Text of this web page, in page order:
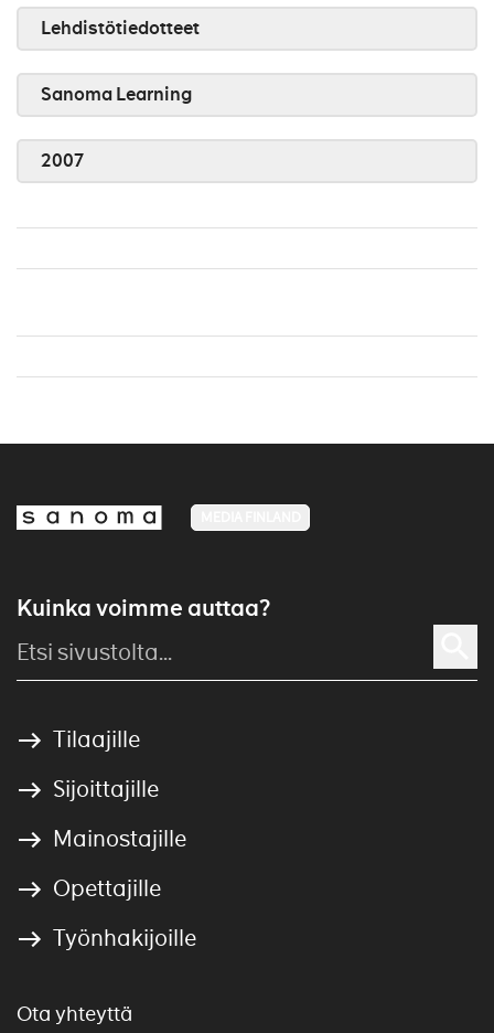
Lehdistötiedotteet
Sanoma Learning
2007
Kuinka voimme auttaa?
Tilaajille
Sijoittajille
Mainostajille
Opettajille
Työnhakijoille
Ota yhteyttä